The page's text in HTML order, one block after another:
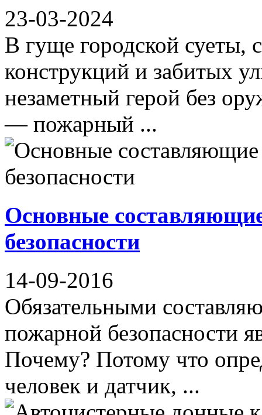
23-03-2024
В гуще городской суеты,
конструкций и забитых
незаметный герой без
— пожарный ...
Основные
безопасности
14-09-2016
Обязательными
пожарной безопасности
Почему? Потому что
человек и датчик, ...